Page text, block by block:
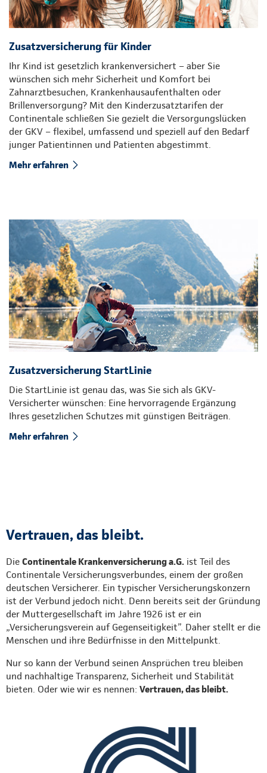
Zusatzversicherung für Kinder
Ihr Kind ist gesetzlich krankenversichert – aber Sie
wünschen sich mehr Sicherheit und Komfort bei
Zahnarztbesuchen, Krankenhausaufenthalten oder
Brillenversorgung? Mit den Kinderzusatztarifen der
Continentale schließen Sie gezielt die Versorgungslücken
der GKV – flexibel, umfassend und speziell auf den Bedarf
junger Patientinnen und Patienten abgestimmt.
Mehr erfahren
Zusatzversicherung StartLinie
Die StartLinie ist genau das, was Sie sich als GKV-
Versicherter wünschen: Eine hervorragende Ergänzung
Ihres gesetzlichen Schutzes mit günstigen Beiträgen.
Mehr erfahren
Vertrauen, das bleibt.
Die Continentale Krankenversicherung a.G. ist Teil des
Continentale Versicherungsverbundes, einem der großen
deutschen Versicherer. Ein typischer Versicherungskonzern
ist der Verbund jedoch nicht. Denn bereits seit der Gründung
der Muttergesellschaft im Jahre 1926 ist er ein
„Versicherungsverein auf Gegenseitigkeit”. Daher stellt er die
Menschen und ihre Bedürfnisse in den Mittelpunkt.
Nur so kann der Verbund seinen Ansprüchen treu bleiben
und nachhaltige Transparenz, Sicherheit und Stabilität
bieten. Oder wie wir es nennen: Vertrauen, das bleibt.